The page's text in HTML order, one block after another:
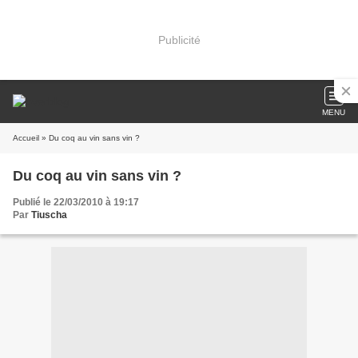
Publicité
MENU
Accueil » Du coq au vin sans vin ?
Du coq au vin sans vin ?
Publié le 22/03/2010 à 19:17
Par Tiuscha